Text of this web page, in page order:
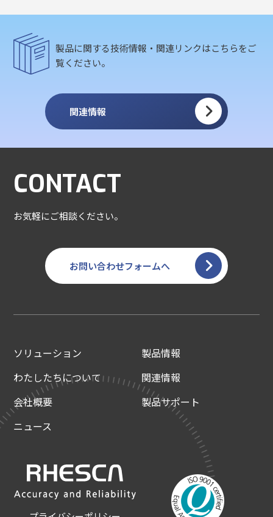
製品に関する技術情報・関連リンクはこちらをご
覧ください。
関連情報
CONTACT
お気軽にご相談ください。
お問い合わせフォームへ
ソリューション
わたしたちについて
会社概要
ニュース
製品情報
関連情報
製品サポート